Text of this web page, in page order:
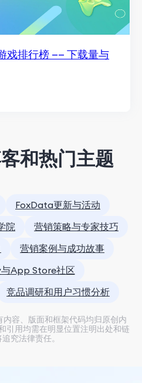
戏排行榜 —— 下载量与
和热门主题
FoxData更新与活动
院
营销策略与专家技巧
营销案例与成功故事
App Store社区
竞品调研和用户习惯分析
容、版面和框架代码均归原创内
引用均需在明显位置注明出处和链
究法律责任。